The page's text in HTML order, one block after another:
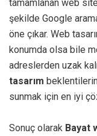
tamamlanan web
şekilde Google
öne çıkar. Web
konumda olsa bile
adreslerden uzak
tasarım
sunmak için en iyi
Sonuç olarak Bayat